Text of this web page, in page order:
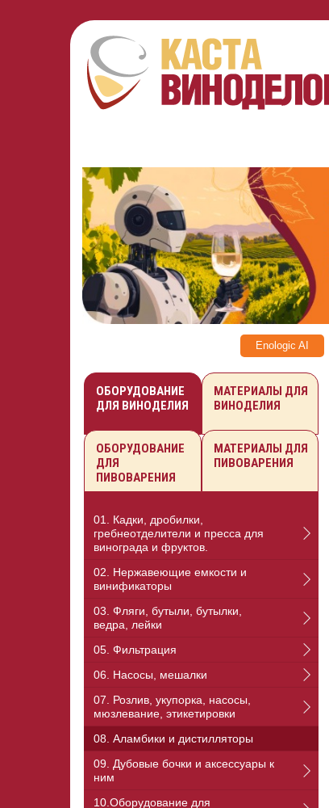
Enologic AI
ОБОРУДОВАНИЕ
ДЛЯ ВИНОДЕЛИЯ
МАТЕРИАЛЫ ДЛЯ
ВИНОДЕЛИЯ
ОБОРУДОВАНИЕ
ДЛЯ
ПИВОВАРЕНИЯ
МАТЕРИАЛЫ ДЛЯ
ПИВОВАРЕНИЯ
01. Кадки, дробилки,
гребнеотделители и пресса для
винограда и фруктов.
02. Нержавеющие емкости и
винификаторы
03. Фляги, бутыли, бутылки,
ведра, лейки
05. Фильтрация
06. Насосы, мешалки
07. Розлив, укупорка, насосы,
мюзлевание, этикетировки
08. Аламбики и дистилляторы
09. Дубовые бочки и аксессуары к
ним
10.Оборудование для